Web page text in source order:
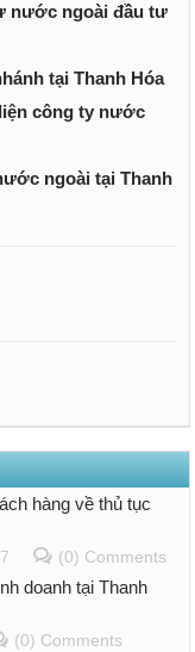
nước ngoài đầu tư
tại Thanh Hóa
công ty nước
ngoài tại Thanh
hàng về thủ tục
(0) Comments
doanh tại Thanh
(0) Comments